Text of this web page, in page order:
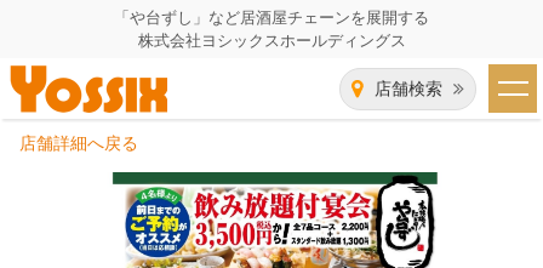
「や台ずし」など居酒屋チェーンを展開する
株式会社ヨシックスホールディングス
店舗検索
HOME
企業情報
店舗詳細へ戻る